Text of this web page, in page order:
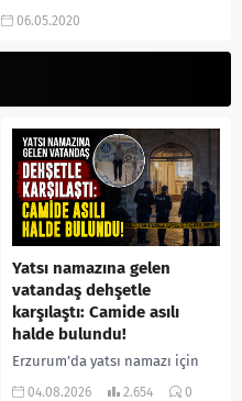
farklı yapımları ile Netflix gibi
yer almaya başladı. Son
06.05.2020
Yatsı namazına gelen
vatandaş dehşetle
karşılaştı: Camide asılı
halde bulundu!
Erzurum’da yatsı namazı için
camiye gelen bir vatandaş,
04.08.2026 2.654 0